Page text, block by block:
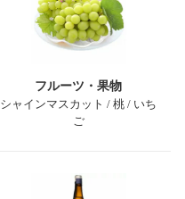
フルーツ・果物
シャインマスカット / 桃 / いち
ご